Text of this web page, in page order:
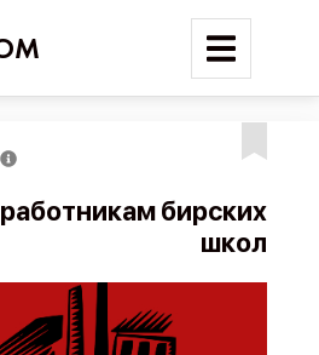
Новости
событий
бирских
школ